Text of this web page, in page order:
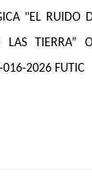
"EL RUIDO
LAS TIERRA”
016-2026 FUTIC